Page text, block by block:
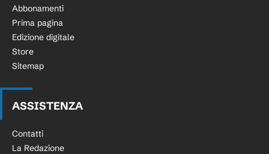
Abbonamenti
Prima pagina
Edizione digitale
Store
Sitemap
ASSISTENZA
Contatti
La Redazione